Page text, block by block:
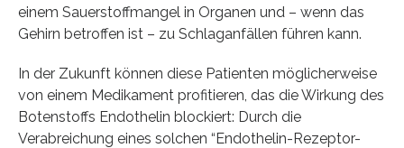
einem Sauerstoffmangel in Organen und – wenn das
Gehirn betroffen ist – zu Schlaganfällen führen kann.
In der Zukunft können diese Patienten möglicherweise
von einem Medikament profitieren, das die Wirkung des
Botenstoffs Endothelin blockiert: Durch die
Verabreichung eines solchen “Endothelin-Rezeptor-